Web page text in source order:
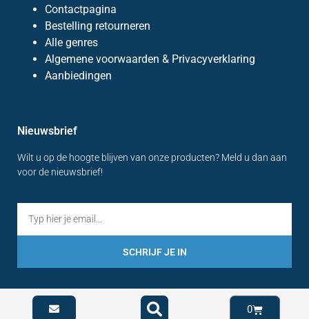
Contactpagina
Bestelling retourneren
Alle genres
Algemene voorwaarden & Privacyverklaring
Aanbiedingen
Nieuwsbrief
Wilt u op de hoogte blijven van onze producten? Meld u dan aan
voor de nieuwsbrief!
SCHRIJF JE IN
0